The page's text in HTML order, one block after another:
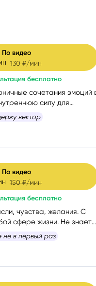
Расклад Таро на 2025 год
сочетания эмоций
силу для
ситуации.
вектор
По видео
130 ₽/мин
бесплатно
чувства, желания. С
сфере жизни. Не
консультации со мной вы
не в первый раз
По видео
150 ₽/мин
бесплатно